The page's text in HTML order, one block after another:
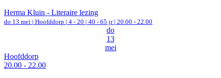
Herma Kluin - Literaire lezing
do 13 mei | Hoofddorp | 4 - 20 | 40 - 65 jr | 20.00 - 22.00
do
13
mei
Hoofddorp
20.00 - 22.00